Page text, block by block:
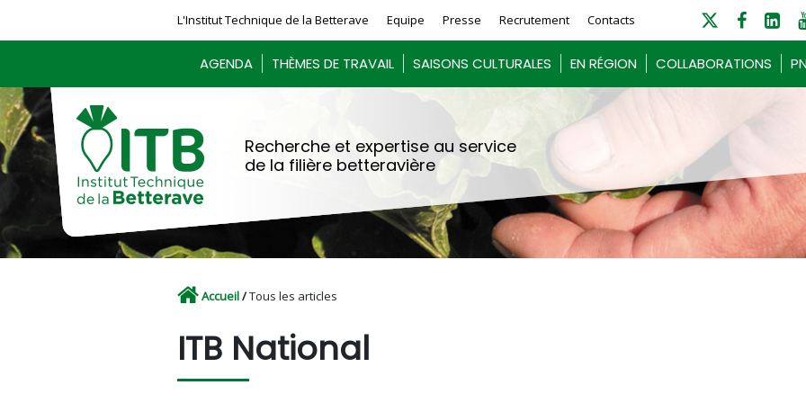
L'Institut Technique de la Betterave Equipe Presse Recrutement Contacts
AGENDA THÈMES DE TRAVAIL SAISONS CULTURALES EN RÉGION COLLABORATIONS
Recherche et expertise au service
de la filière betteravière
Accueil/Tous les articles
ITB National